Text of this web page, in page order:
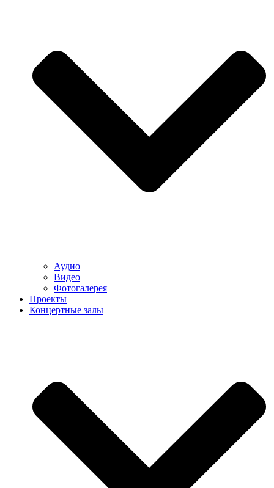
Аудио
Видео
Фотогалерея
Проекты
Концертные залы